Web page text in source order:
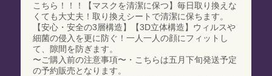
こちら！！！【マスクを清潔に保つ】毎日取り換えな
くても大丈夫！取り換えシートで清潔に保ちます。
【安心・安全の3層構造】【3D立体構造】ウィルスや
細菌の侵入を更に防ぐ！一人一人の顔にフィットし
て、隙間を防ぎます。
〜ご購入前の注意事項〜・こちらは五月下旬発送予定
の予約販売となります。